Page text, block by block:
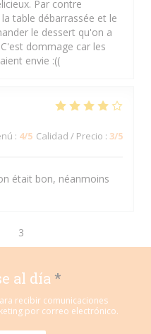
Par contre
table débarrassée et le
le dessert qu'on a
dommage car les
envie :((
: 4/5 Calidad / Precio : 3/5
était bon, néanmoins
3
al día *
recibir comunicaciones
por correo electrónico.